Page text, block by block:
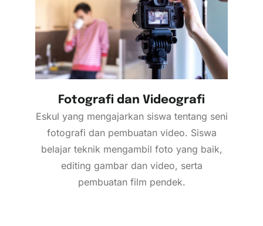
Fotografi dan Videografi
Eskul yang mengajarkan siswa tentang seni
fotografi dan pembuatan video. Siswa
belajar teknik mengambil foto yang baik,
editing gambar dan video, serta
pembuatan film pendek.